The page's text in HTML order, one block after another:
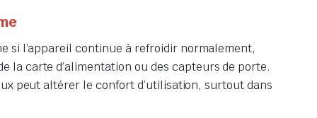
si l’appareil continue à refroidir normalement,
la carte d’alimentation ou des capteurs de porte.
peut altérer le confort d’utilisation, surtout dans